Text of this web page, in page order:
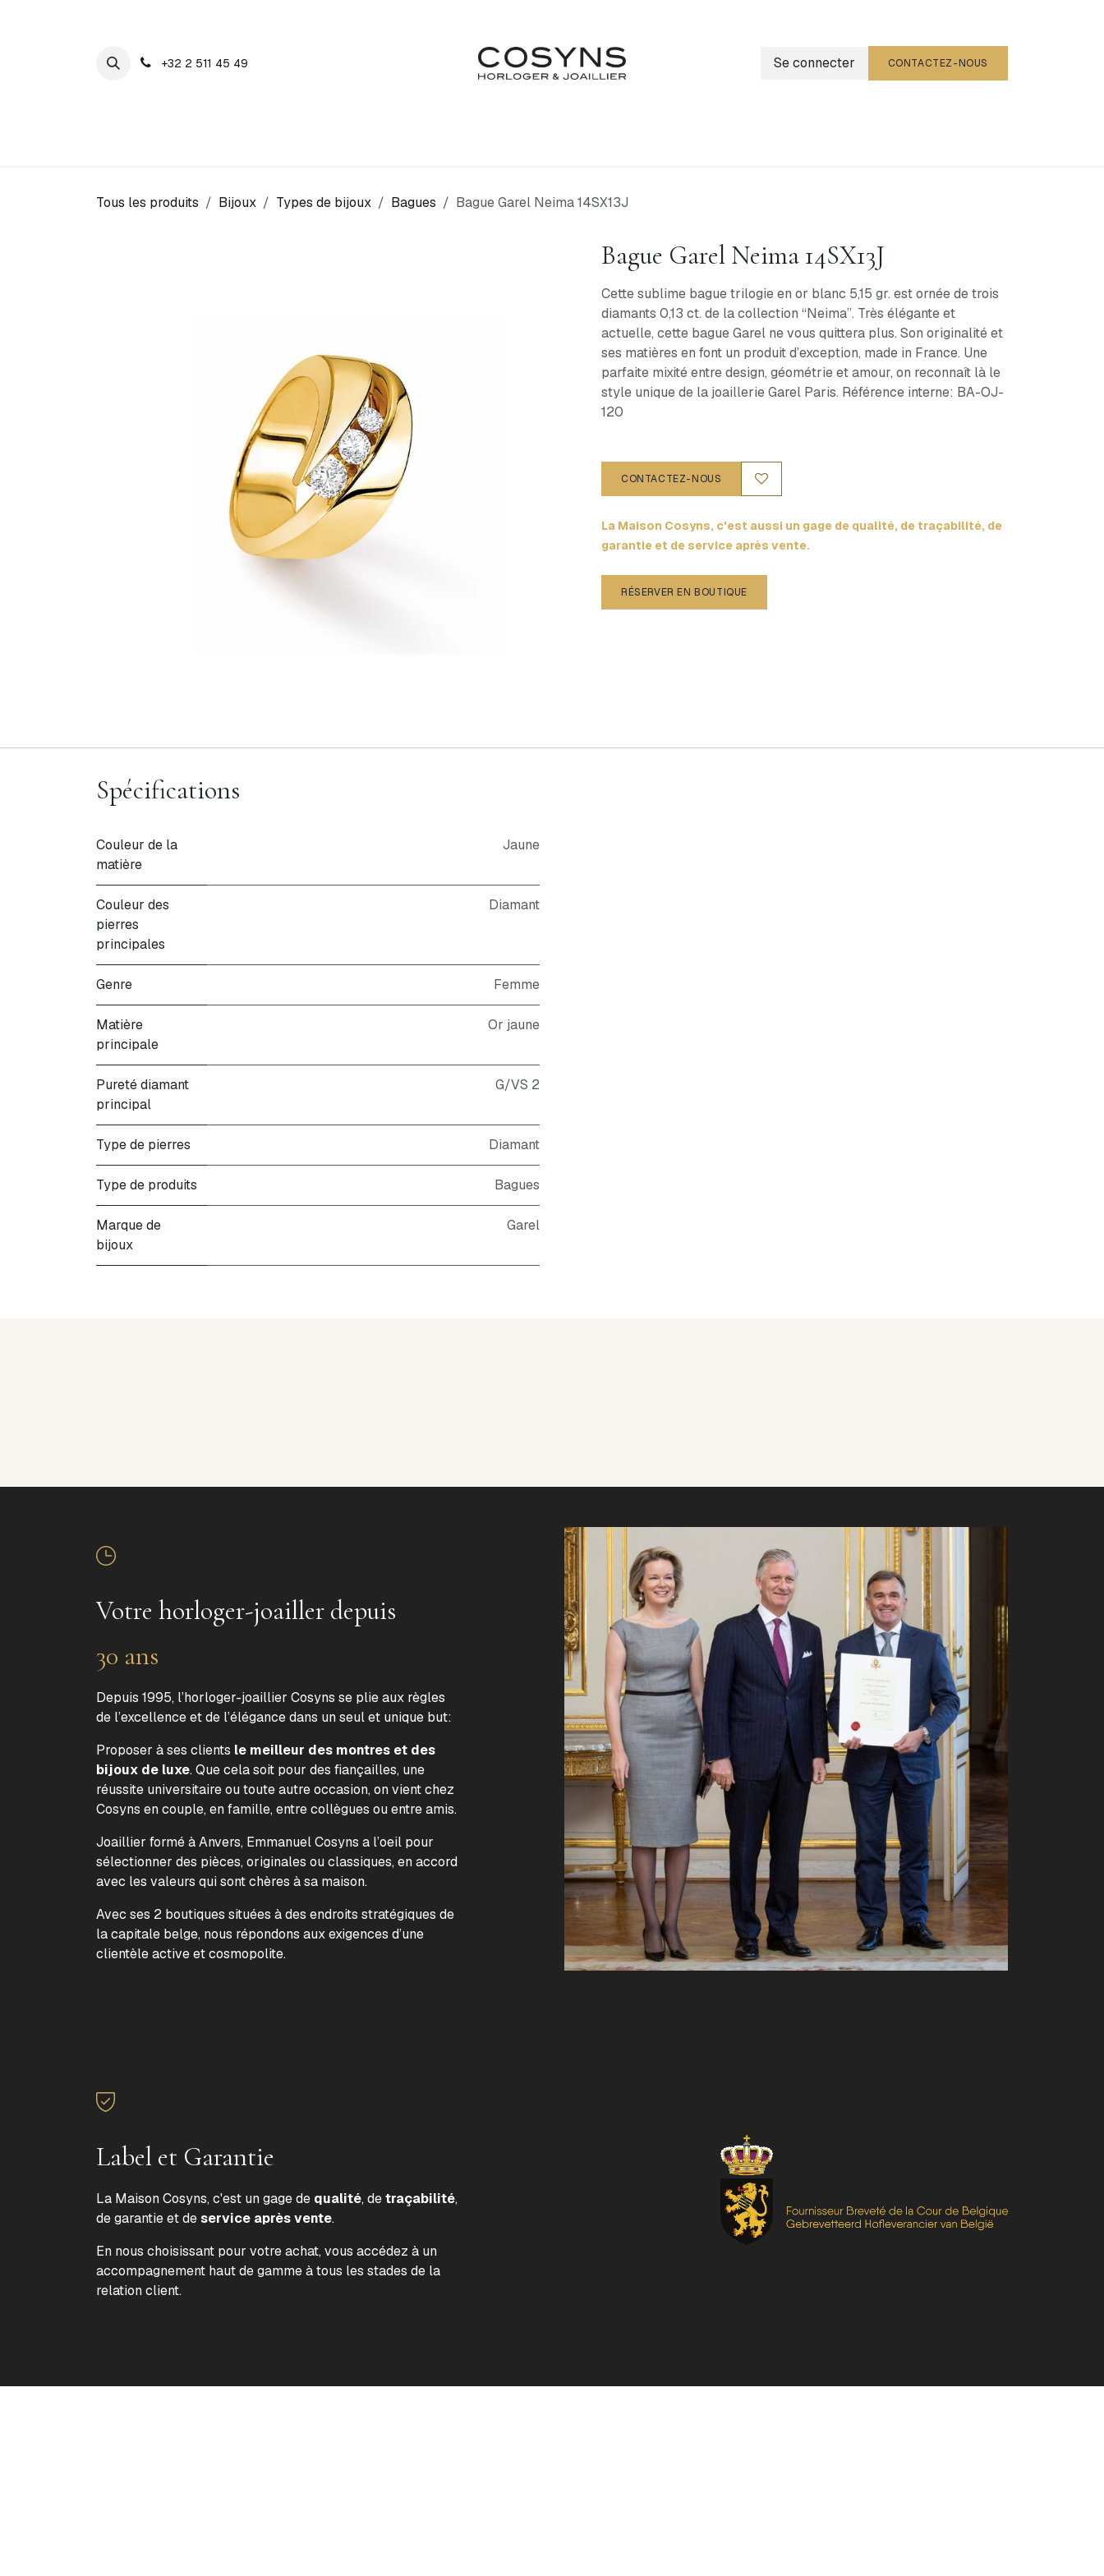
+32 2 511 45 49 Se connecter CONTACTEZ-NOUS
Tous les produits Bijoux Types de bijoux Bagues Bague Garel Neima 14SX13J
Bague Garel Neima 14SX13J
Cette sublime bague trilogie en or blanc 5,15 gr. est ornée de trois
diamants 0,13 ct. de la collection “Neima”. Très élégante et
actuelle, cette bague Garel ne vous quittera plus. Son originalité et
ses matières en font un produit d’exception, made in France. Une
parfaite mixité entre design, géométrie et amour, on reconnaît là le
style unique de la joaillerie Garel Paris. Référence interne: BA-OJ-
120
CONTACTEZ-NOUS
La Maison Cosyns, c'est aussi un gage de qualité, de traçabilité, de
garantie et de service après vente.
RÉSERVER EN BOUTIQUE
Spécifications
Couleur de la
matière
Jaune
Couleur des
pierres
principales
Diamant
Genre Femme
Matière
principale
Or jaune
Pureté diamant
principal
G/VS 2
Type de pierres Diamant
Type de produits Bagues
Marque de
bijoux
Garel
Votre horloger-joailler depuis
30 ans
Depuis 1995, l’horloger-joaillier Cosyns se plie aux règles
de l’excellence et de l’élégance dans un seul et unique but:
Proposer à ses clients le meilleur des montres et des
bijoux de luxe. Que cela soit pour des fiançailles, une
réussite universitaire ou toute autre occasion, on vient chez
Cosyns en couple, en famille, entre collègues ou entre amis.
Joaillier formé à Anvers, Emmanuel Cosyns a l’oeil pour
sélectionner des pièces, originales ou classiques, en accord
avec les valeurs qui sont chères à sa maison.
Avec ses 2 boutiques situées à des endroits stratégiques de
la capitale belge, nous répondons aux exigences d’une
clientèle active et cosmopolite.
Label et Garantie
La Maison Cosyns, c'est un gage de qualité, detraçabilité,
de garantie et deservice après vente.
En nous choisissant pour votre achat, vous accédez à un
accompagnement haut de gamme à tous les stades de la
relation client.